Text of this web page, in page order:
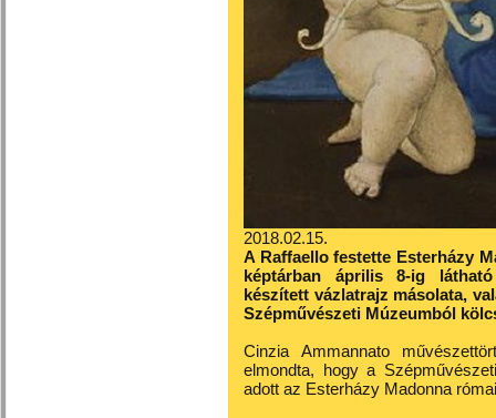
2018.02.15.
A Raffaello festette Esterházy
képtárban április 8-ig
készített vázlatrajz másolata,
Szépművészeti Múzeumból
Cinzia Ammannato
elmondta, hogy a
adott az Esterházy Madonna